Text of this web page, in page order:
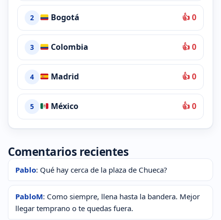
2 Bogotá 👍 0
3 Colombia 👍 0
4 Madrid 👍 0
5 México 👍 0
Comentarios recientes
Pablo: Qué hay cerca de la plaza de Chueca?
PabloM: Como siempre, llena hasta la bandera. Mejor
llegar temprano o te quedas fuera.